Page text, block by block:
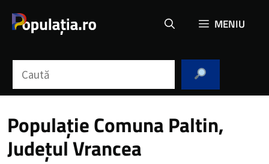
MENIU
Populație Comuna Paltin,
Județul Vrancea